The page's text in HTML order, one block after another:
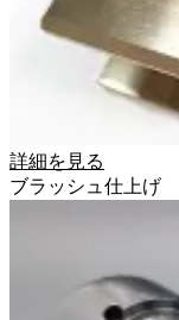
詳細を見る
ブラッシュ仕上げ